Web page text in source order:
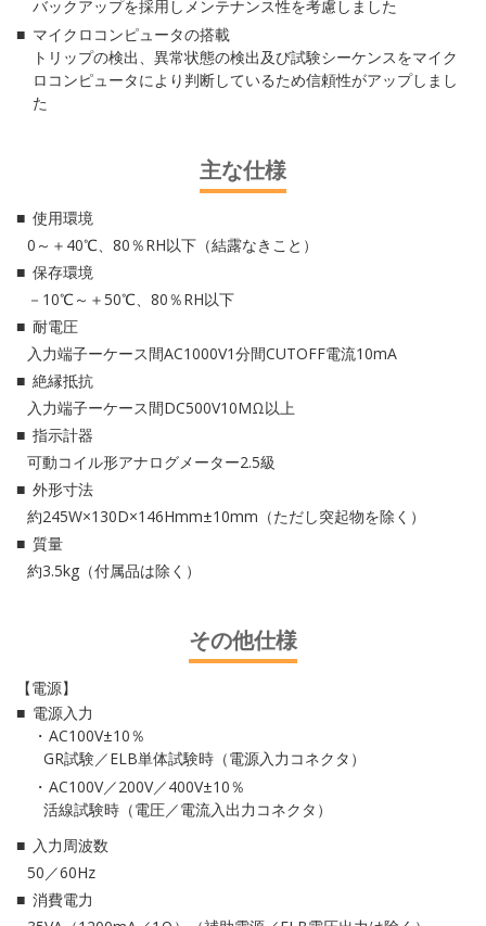
バックアップを採用しメンテナンス性を考慮しました
マイクロコンピュータの搭載
トリップの検出、異常状態の検出及び試験シーケンスをマイク
ロコンピュータにより判断しているため信頼性がアップしまし
た
主な仕様
使用環境
0～＋40℃、80％RH以下（結露なきこと）
保存環境
－10℃～＋50℃、80％RH以下
耐電圧
入力端子ーケース間AC1000V1分間CUTOFF電流10mA
絶縁抵抗
入力端子ーケース間DC500V10MΩ以上
指示計器
可動コイル形アナログメーター2.5級
外形寸法
約245W×130D×146Hmm±10mm（ただし突起物を除く）
質量
約3.5kg（付属品は除く）
その他仕様
【電源】
電源入力
AC100V±10％
GR試験／ELB単体試験時（電源入力コネクタ）
AC100V／200V／400V±10％
活線試験時（電圧／電流入出力コネクタ）
入力周波数
50／60Hz
消費電力